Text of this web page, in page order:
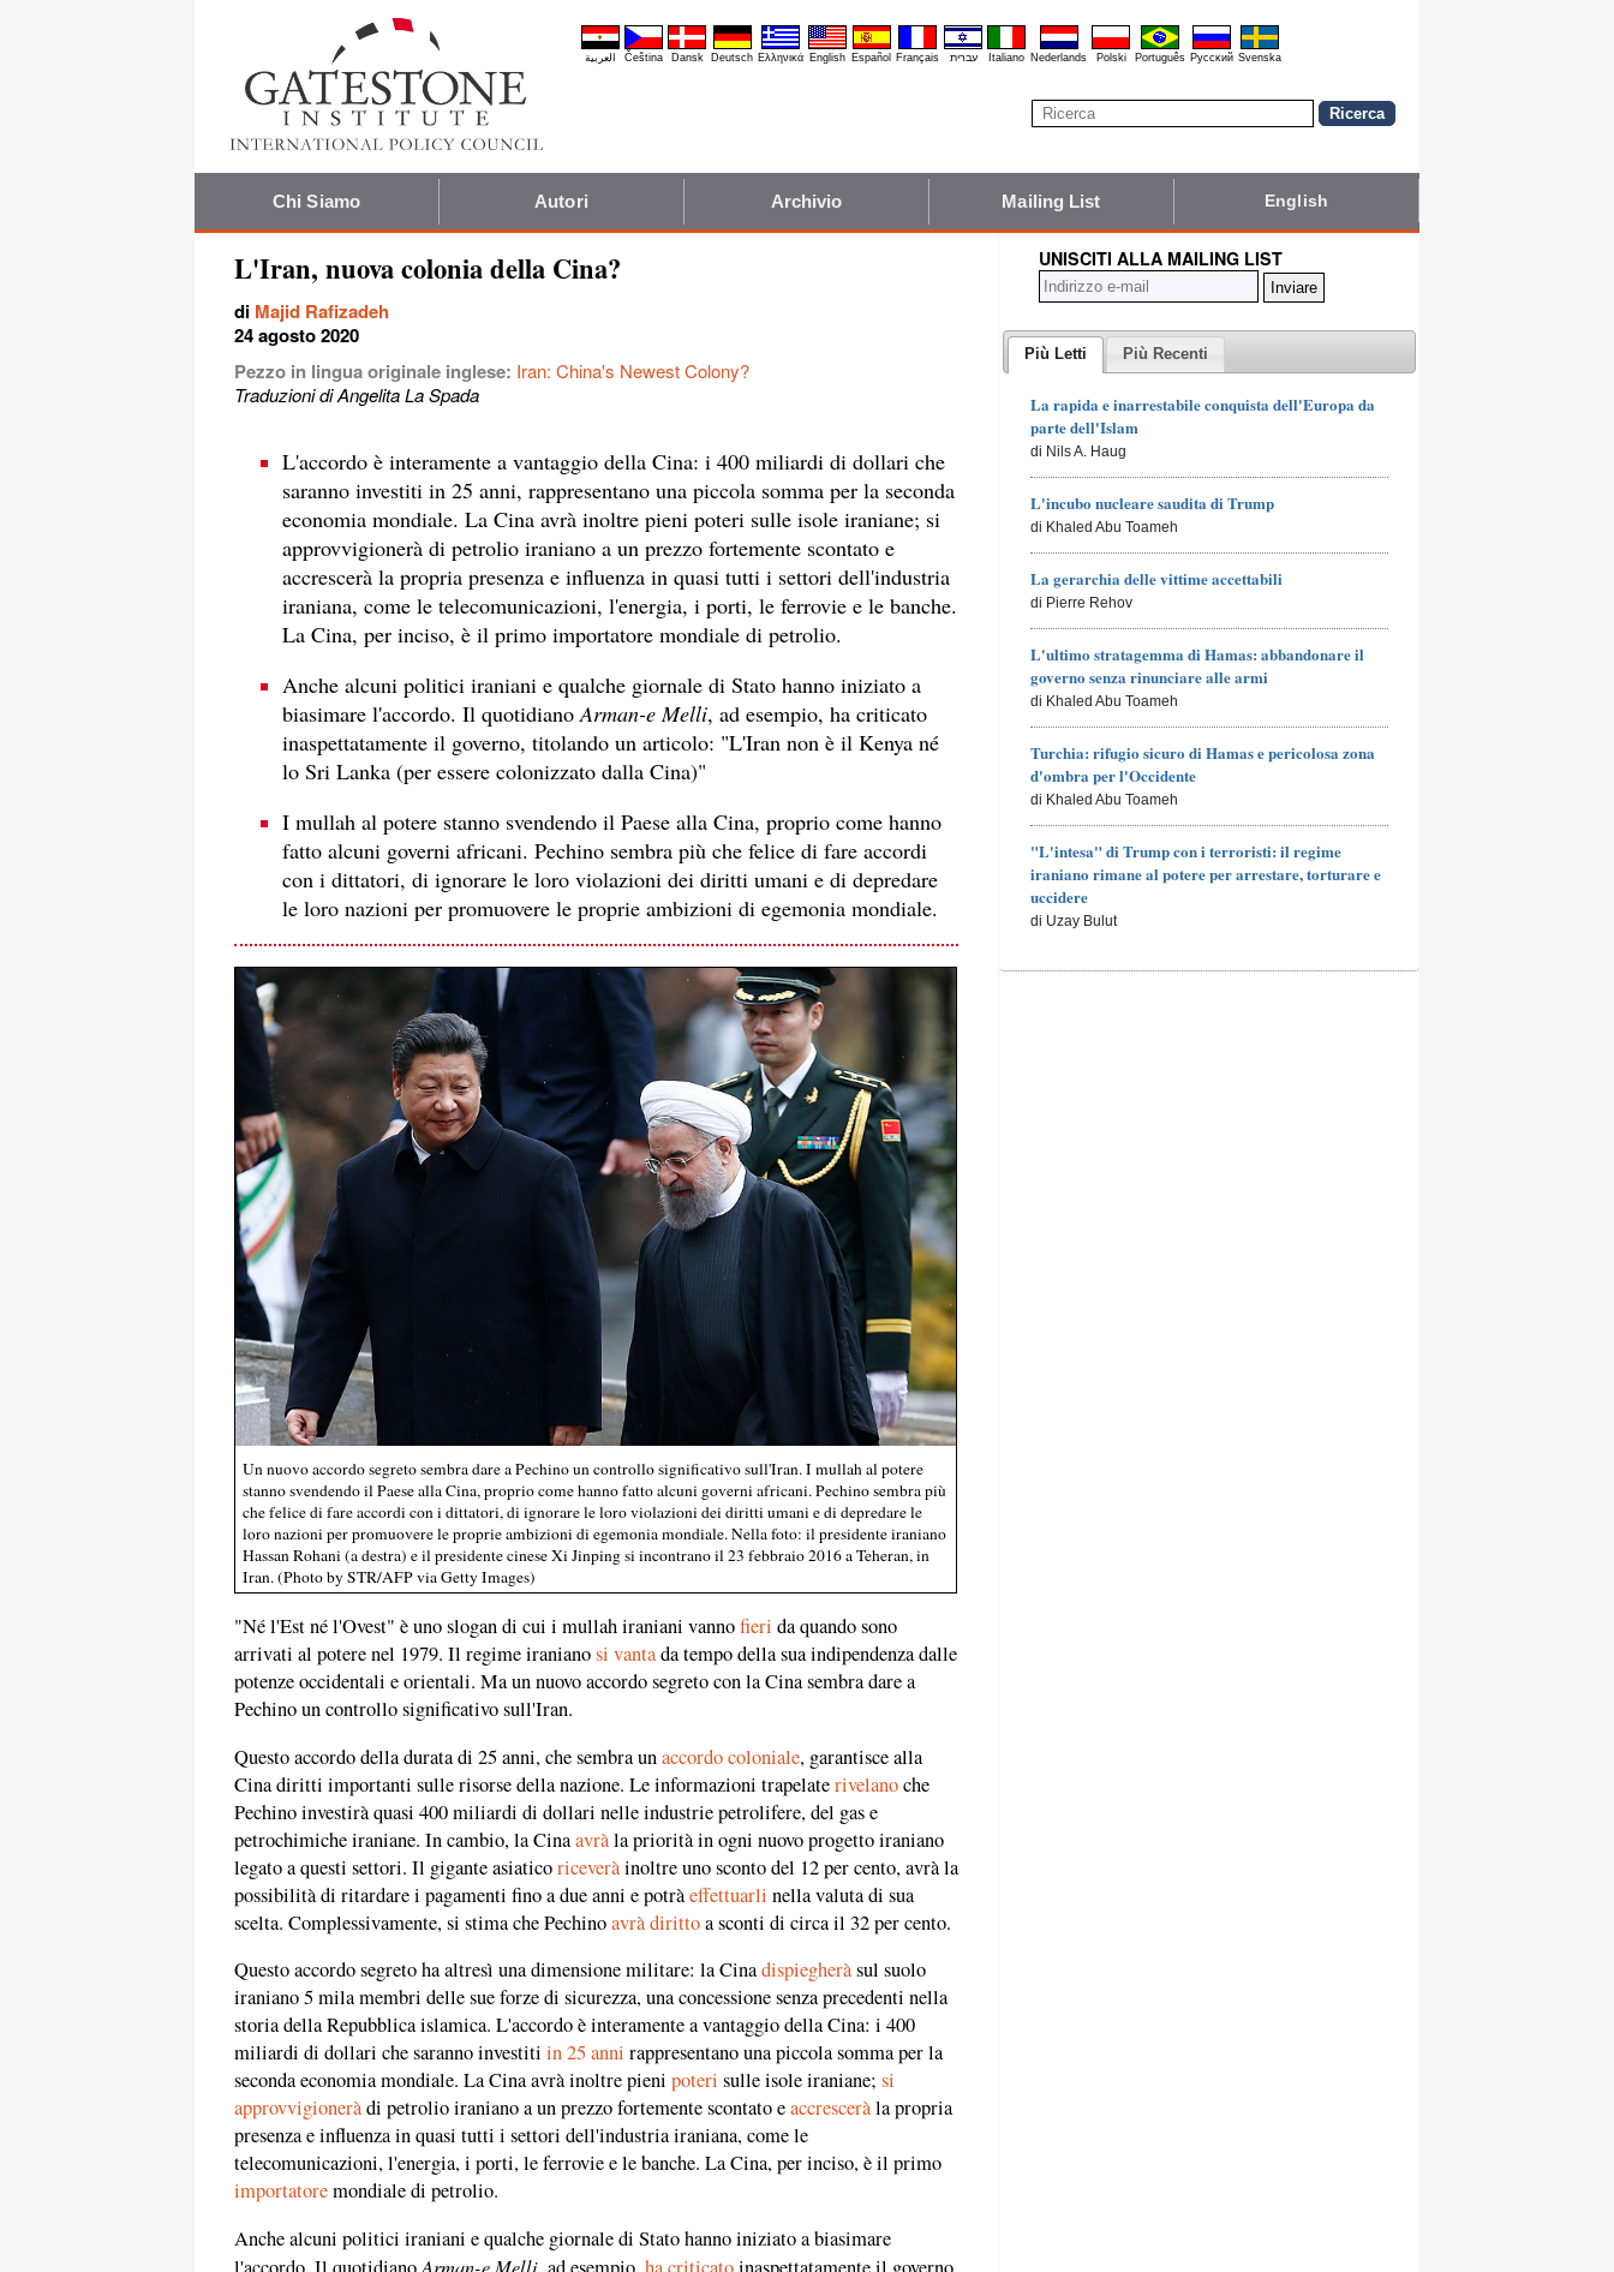
العربية Čeština Dansk Deutsch Ελληνικά English Español Français עברית Italiano Nederlands Polski Português Pyccĸий Svenska
Chi Siamo Autori Archivio Mailing List English
L'Iran, nuova colonia della Cina?
di Majid Rafizadeh
24 agosto 2020
Pezzo in lingua originale inglese: Iran: China's Newest Colony?
Traduzioni di Angelita La Spada
L'accordo è interamente a vantaggio della Cina: i 400 miliardi di dollari che
saranno investiti in 25 anni, rappresentano una piccola somma per la seconda
economia mondiale. La Cina avrà inoltre pieni poteri sulle isole iraniane; si
approvvigionerà di petrolio iraniano a un prezzo fortemente scontato e
accrescerà la propria presenza e influenza in quasi tutti i settori dell'industria
iraniana, come le telecomunicazioni, l'energia, i porti, le ferrovie e le banche.
La Cina, per inciso, è il primo importatore mondiale di petrolio.
Anche alcuni politici iraniani e qualche giornale di Stato hanno iniziato a
biasimare l'accordo. Il quotidianoArman-e Melli, ad esempio, ha criticato
inaspettatamente il governo, titolando un articolo: "L'Iran non è il Kenya né
lo Sri Lanka (per essere colonizzato dalla Cina)"
I mullah al potere stanno svendendo il Paese alla Cina, proprio come hanno
fatto alcuni governi africani. Pechino sembra più che felice di fare accordi
con i dittatori, di ignorare le loro violazioni dei diritti umani e di depredare
le loro nazioni per promuovere le proprie ambizioni di egemonia mondiale.
Un nuovo accordo segreto sembra dare a Pechino un controllo significativo sull'Iran. I mullah al potere
stanno svendendo il Paese alla Cina, proprio come hanno fatto alcuni governi africani. Pechino sembra più
che felice di fare accordi con i dittatori, di ignorare le loro violazioni dei diritti umani e di depredare le
loro nazioni per promuovere le proprie ambizioni di egemonia mondiale. Nella foto: il presidente iraniano
Hassan Rohani (a destra) e il presidente cinese Xi Jinping si incontrano il 23 febbraio 2016 a Teheran, in
Iran. (Photo by STR/AFP via Getty Images)
"Né l'Est né l'Ovest" è uno slogan di cui i mullah iraniani vannofieri da quando sono
arrivati al potere nel 1979. Il regime iranianosi vantada tempo della sua indipendenza dalle
potenze occidentali e orientali. Ma un nuovo accordo segreto con la Cina sembra dare a
Pechino un controllo significativo sull'Iran.
Questo accordo della durata di 25 anni, che sembra unaccordo coloniale, garantisce alla
Cina diritti importanti sulle risorse della nazione. Le informazioni trapelaterivelanoche
Pechino investirà quasi 400 miliardi di dollari nelle industrie petrolifere, del gas e
petrochimiche iraniane. In cambio, la Cinaavràla priorità in ogni nuovo progetto iraniano
legato a questi settori. Il gigante asiaticoriceveràinoltre uno sconto del 12 per cento, avrà la
possibilità di ritardare i pagamenti fino a due anni e potràeffettuarli nella valuta di sua
scelta. Complessivamente, si stima che Pechinoavrà dirittoa sconti di circa il 32 per cento.
Questo accordo segreto ha altresì una dimensione militare: la Cinadispiegheràsul suolo
iraniano 5 mila membri delle sue forze di sicurezza, una concessione senza precedenti nella
storia della Repubblica islamica. L'accordo è interamente a vantaggio della Cina: i 400
miliardi di dollari che saranno investiti in 25 anni rappresentano una piccola somma per la
seconda economia mondiale. La Cina avrà inoltre pieni poteri sulle isole iraniane; si
approvvigioneràdi petrolio iraniano a un prezzo fortemente scontato eaccresceràla propria
presenza e influenza in quasi tutti i settori dell'industria iraniana, come le
telecomunicazioni, l'energia, i porti, le ferrovie e le banche. La Cina, per inciso, è il primo
importatoremondiale di petrolio.
Anche alcuni politici iraniani e qualche giornale di Stato hanno iniziato a biasimare
Arman-e Melli
UNISCITI ALLA MAILING LIST
Più Letti Più Recenti
La rapida e inarrestabile conquista dell'Europa da
parte dell'Islam
di Nils A. Haug
L'incubo nucleare saudita di Trump
di Khaled Abu Toameh
La gerarchia delle vittime accettabili
di Pierre Rehov
L'ultimo stratagemma di Hamas: abbandonare il
governo senza rinunciare alle armi
di Khaled Abu Toameh
Turchia: rifugio sicuro di Hamas e pericolosa zona
d'ombra per l'Occidente
di Khaled Abu Toameh
"L'intesa" di Trump con i terroristi: il regime
iraniano rimane al potere per arrestare, torturare e
uccidere
di Uzay Bulut